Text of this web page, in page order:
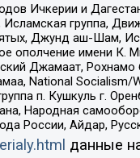
Ичкерии и
группа,
Джунд аш-Шам,
имени К.
Джамаат, Рохнамо
National Socialism/
п. Кушкуль г.
Народная
России, Айдар,
данные